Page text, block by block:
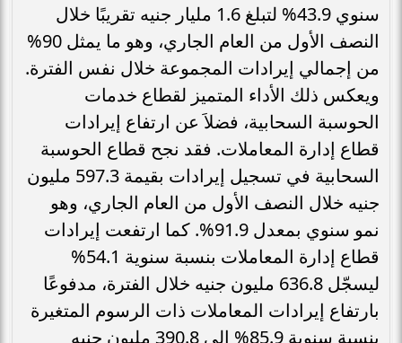
سنوي 43.9% لتبلغ 1.6 مليار جنيه تقريبًا خلال
النصف الأول من العام الجاري، وهو ما يمثل 90%
من إجمالي إيرادات المجموعة خلال نفس الفترة.
ويعكس ذلك الأداء المتميز لقطاع خدمات
الحوسبة السحابية، فضلاَ عن ارتفاع إيرادات
قطاع إدارة المعاملات. فقد نجح قطاع الحوسبة
السحابية في تسجيل إيرادات بقيمة 597.3 مليون
جنيه خلال النصف الأول من العام الجاري، وهو
نمو سنوي بمعدل 91.9%. كما ارتفعت إيرادات
قطاع إدارة المعاملات بنسبة سنوية 54.1%
ليسجّل 636.8 مليون جنيه خلال الفترة، مدفوعًا
بارتفاع إيرادات المعاملات ذات الرسوم المتغيرة
بنسبة سنوية 85.9% إلى 390.8 مليون جنيه